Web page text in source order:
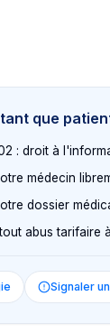
que
: droit à
médecin
dossier
abus tarifaire
Signaler